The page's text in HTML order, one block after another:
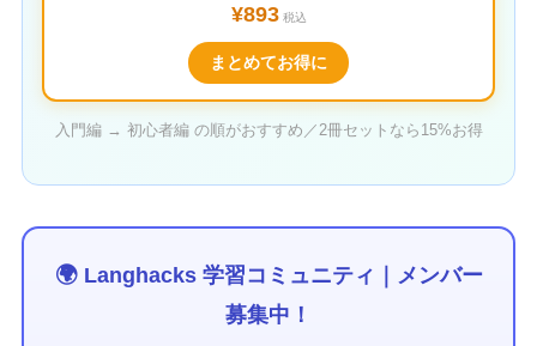
¥893税込
まとめてお得に
入門編 → 初心者編 の順がおすすめ／2冊セットなら15%お得
🌍 Langhacks 学習コミュニティ｜メンバー
募集中！